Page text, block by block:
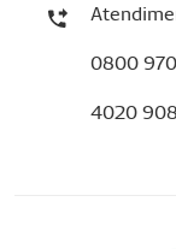
0800
4020